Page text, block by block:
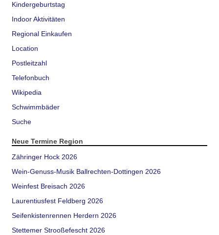
Kindergeburtstag
Indoor Aktivitäten
Regional Einkaufen
Location
Postleitzahl
Telefonbuch
Wikipedia
Schwimmbäder
Suche
Neue Termine Region
Zähringer Hock 2026
Wein-Genuss-Musik Ballrechten-Dottingen 2026
Weinfest Breisach 2026
Laurentiusfest Feldberg 2026
Seifenkistenrennen Herdern 2026
Stettemer Strooßefescht 2026